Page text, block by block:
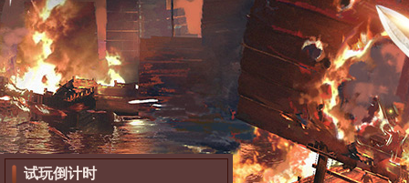
试玩倒计时